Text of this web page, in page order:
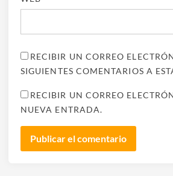
RECIBIR UN CORREO
SIGUIENTES COMENTARIOS A
RECIBIR UN CORREO
NUEVA ENTRADA.